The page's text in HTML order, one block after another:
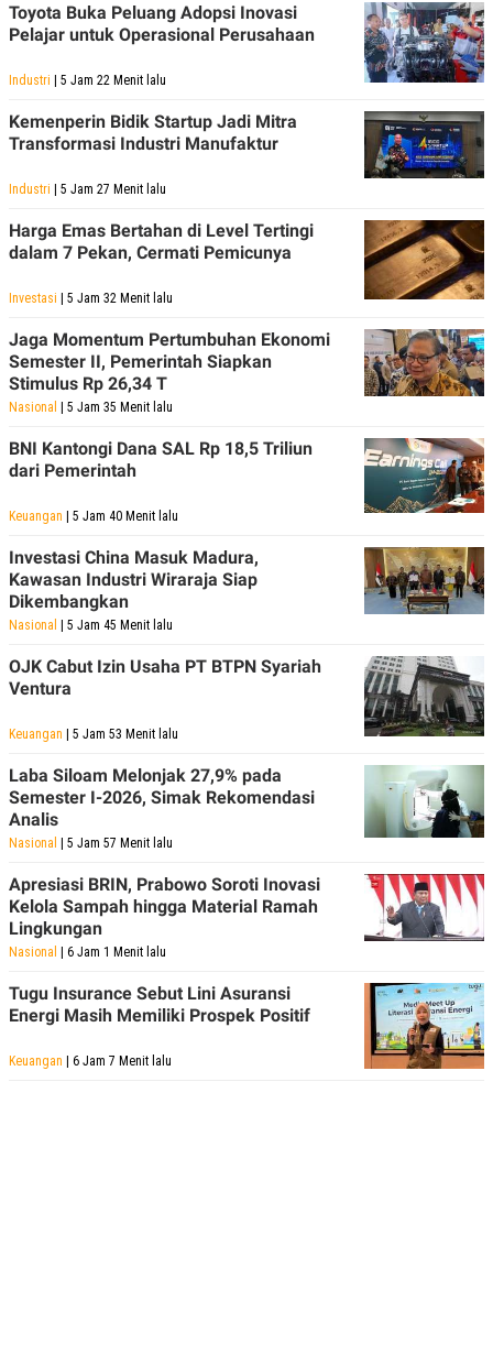
Toyota Buka Peluang Adopsi Inovasi
Pelajar untuk Operasional Perusahaan
Industri | 5 Jam 22 Menit lalu
Kemenperin Bidik Startup Jadi Mitra
Transformasi Industri Manufaktur
Industri | 5 Jam 27 Menit lalu
Harga Emas Bertahan di Level Tertingi
dalam 7 Pekan, Cermati Pemicunya
Investasi | 5 Jam 32 Menit lalu
Jaga Momentum Pertumbuhan Ekonomi
Semester II, Pemerintah Siapkan
Stimulus Rp 26,34 T
Nasional | 5 Jam 35 Menit lalu
BNI Kantongi Dana SAL Rp 18,5 Triliun
dari Pemerintah
Keuangan | 5 Jam 40 Menit lalu
Investasi China Masuk Madura,
Kawasan Industri Wiraraja Siap
Dikembangkan
Nasional | 5 Jam 45 Menit lalu
OJK Cabut Izin Usaha PT BTPN Syariah
Ventura
Keuangan | 5 Jam 53 Menit lalu
Laba Siloam Melonjak 27,9% pada
Semester I-2026, Simak Rekomendasi
Analis
Nasional | 5 Jam 57 Menit lalu
Apresiasi BRIN, Prabowo Soroti Inovasi
Kelola Sampah hingga Material Ramah
Lingkungan
Nasional | 6 Jam 1 Menit lalu
Tugu Insurance Sebut Lini Asuransi
Energi Masih Memiliki Prospek Positif
Keuangan | 6 Jam 7 Menit lalu